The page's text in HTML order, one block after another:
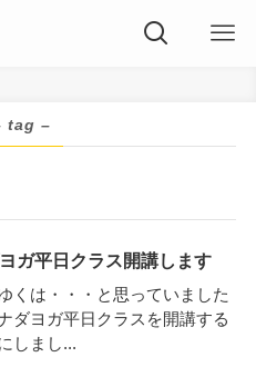
tag –
ガ平日クラス開講します
くは・・・と思っていました
ダヨガ平日クラスを開講する
しまし...